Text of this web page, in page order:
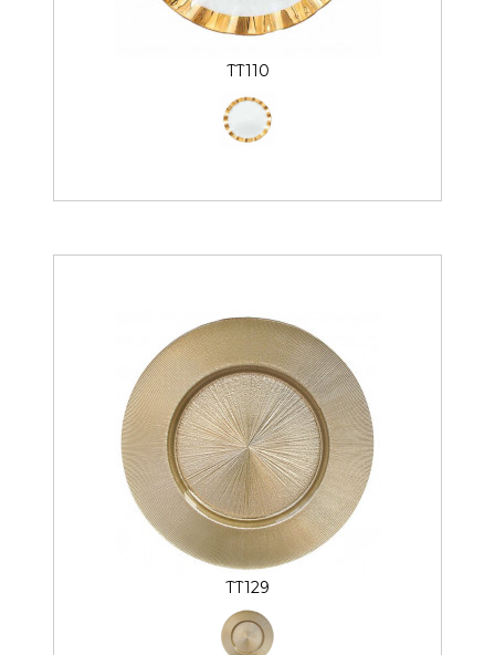
TT110
TT129